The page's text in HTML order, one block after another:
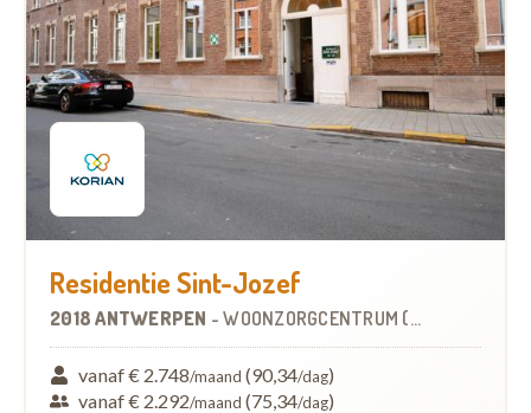
Residentie Sint-Jozef
2018 ANTWERPEN -WOONZORGCENTRUM (WZC)
vanaf € 2.748/maand (90,34/dag)
vanaf € 2.292/maand (75,34/dag)